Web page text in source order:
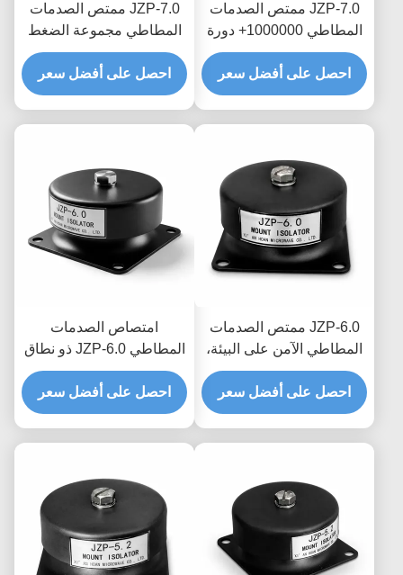
JZP-7.0 ممتص الصدمات
المطاطي 1000000+ دورة
التعب المثبط التحديثي
للمعدات القديمة
احصل على أفضل سعر
JZP-7.0 ممتص الصدمات
المطاطي مجموعة الضغط
المنخفض مرونة دائمة نسبة
التخميد الأمثل للآلات الثقيلة
احصل على أفضل سعر
JZP-6.0 ممتص الصدمات
المطاطي الآمن على البيئة،
مخمد ذاتي التشحيم خالي
من الصرير للمعدات
الصناعية
احصل على أفضل سعر
امتصاص الصدمات
المطاطي JZP-6.0 ذو نطاق
درجة الحرارة الواسع لتصفية
الاهتزازات الدقيقة ومخمد
للمعدات الدقيقة
احصل على أفضل سعر